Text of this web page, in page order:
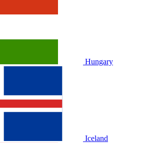
Hungary
Iceland